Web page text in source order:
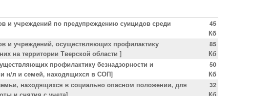
и учреждений по предупреждению суицидов среди
45
Кб
и учреждений, осуществляющих профилактику
на территории Тверской области ]
85
Кб
профилактику безнадзорности и
н/л и семей, находящихся в СОП]
50
Кб
находящихся в социально опасном положении, для
32